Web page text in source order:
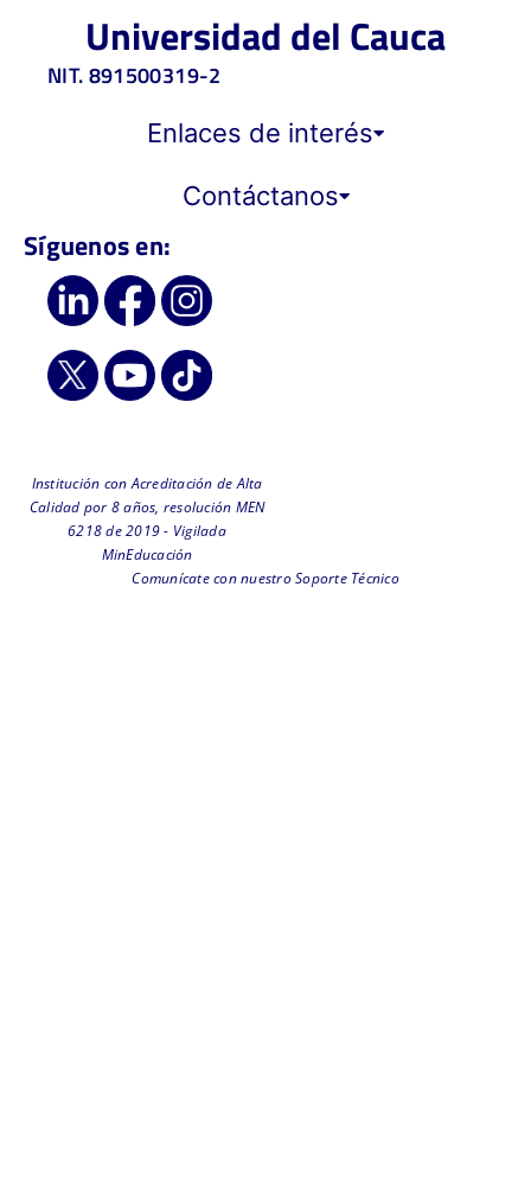
Universidad del Cauca
NIT. 891500319-2
Enlaces de interés
Contáctanos
Síguenos en:
Institución con Acreditación de Alta
Calidad por 8 años, resolución MEN
6218 de 2019 - Vigilada
MinEducación
Comunícate con nuestro Soporte Técnico